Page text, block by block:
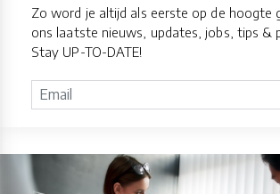
Zo word je altijd als eerste op de hoogte
ons laatste nieuws, updates, jobs, tips &
Stay UP-TO-DATE!